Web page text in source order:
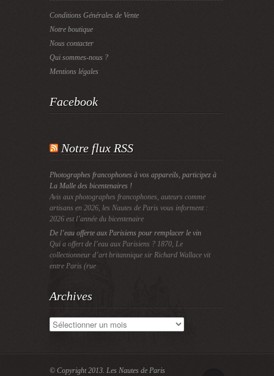
Conditions Générales de Vente
Notre boutique
Nous contacter
Qui sommes-nous ?
Mentions légales
Facebook
Notre flux RSS
Photographes francophones à vos appareils, participez à
La Malle des bicentenaires !
Avis aux photographes francophones, auteurs comme
artisans en 2026, les Nautes de Paris vous informent :
2026 est l’année du bicentenaire
De l’eau offerte aux Parisiens pour remplacer le vin
Qui a offert de l’eau aux Parisiens ? 1870, Le
collectionneur d’art britannique sir Richard Wallace vit
entre Paris (rue
Archives
Archives
© Copyright 2013. Les Nautes de Paris